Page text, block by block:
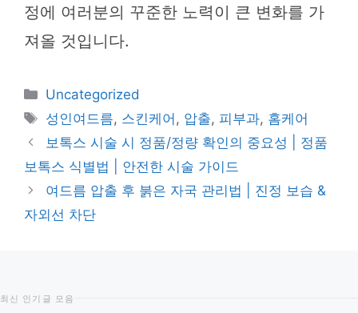
정에 여러분의 꾸준한 노력이 큰 변화를 가
져올 것입니다.
카
테
고
리
Uncategorized
태
그
성인여드름, 스킨케어 , 압출, 피부과, 홈케어
보톡스 시술 시 정품/정량 확인의 중요성 | 정품
보톡스 식별법 | 안전한 시술 가이드
여드름 압출 후 붉은 자국 관리법 | 진정 보습 &
자외선 차단
최신 인기글 모음